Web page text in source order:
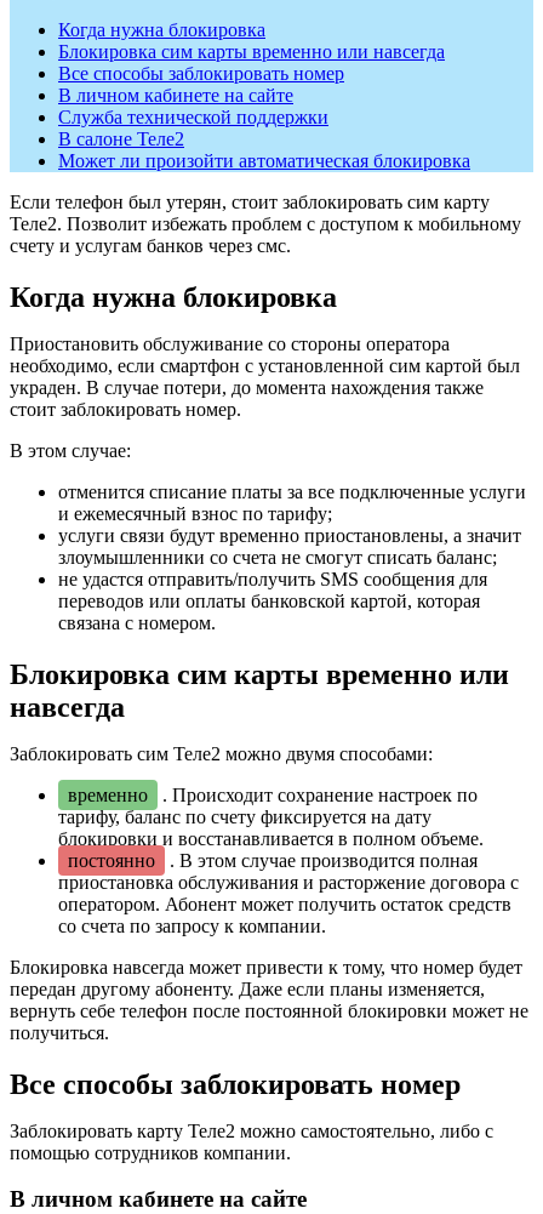
Когда нужна блокировка
Блокировка сим карты временно или навсегда
Все способы заблокировать номер
В личном кабинете на сайте
Служба технической поддержки
В салоне Теле2
Может ли произойти автоматическая блокировка
Если телефон был утерян, стоит заблокировать сим карту
Теле2. Позволит избежать проблем с доступом к мобильному
счету и услугам банков через смс.
Когда нужна блокировка
Приостановить обслуживание со стороны оператора
необходимо, если смартфон с установленной сим картой был
украден. В случае потери, до момента нахождения также
стоит заблокировать номер.
В этом случае:
отменится списание платы за все подключенные услуги
и ежемесячный взнос по тарифу;
услуги связи будут временно приостановлены, а значит
злоумышленники со счета не смогут списать баланс;
не удастся отправить/получить SMS сообщения для
переводов или оплаты банковской картой, которая
связана с номером.
Блокировка сим карты временно или
навсегда
Заблокировать сим Теле2 можно двумя способами:
временно
. Происходит сохранение настроек по
тарифу, баланс по счету фиксируется на дату
блокировки и восстанавливается в полном объеме.
постоянно
. В этом случае производится полная
приостановка обслуживания и расторжение договора с
оператором. Абонент может получить остаток средств
со счета по запросу к компании.
Блокировка навсегда может привести к тому, что номер будет
передан другому абоненту. Даже если планы изменяется,
вернуть себе телефон после постоянной блокировки может не
получиться.
Все способы заблокировать номер
Заблокировать карту Теле2 можно самостоятельно, либо с
помощью сотрудников компании.
В личном кабинете на сайте